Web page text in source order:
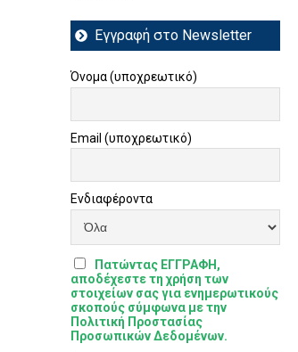
Εγγραφή στο Newsletter
Όνομα (υποχρεωτικό)
Email (υποχρεωτικό)
Ενδιαφέροντα
Πατώντας ΕΓΓΡΑΦΗ,
αποδέχεστε τη χρήση των
στοιχείων σας για ενημερωτικούς
σκοπούς σύμφωνα με την
Πολιτική Προστασίας
Προσωπικών Δεδομένων.